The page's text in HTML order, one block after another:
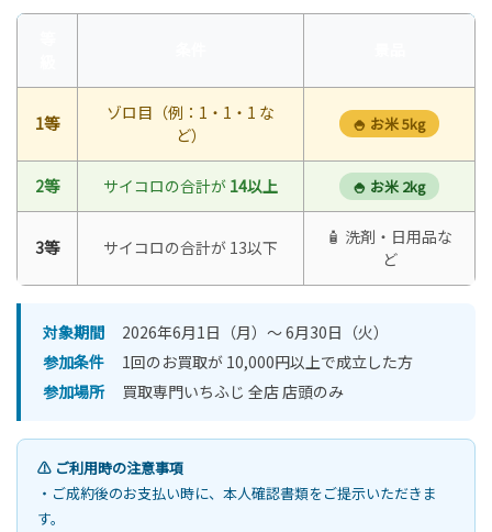
1等
ゾロ目（例：1・1・1 な
ど）
🍚 お米 5kg
2等 サイコロの合計が 14以上 🍚 お米 2kg
3等 サイコロの合計が 13以下
🧴 洗剤・日用品な
ど
対象期間
2026年6月1日（月）〜 6月30日（火）
参加条件
1回のお買取が 10,000円以上で成立した方
参加場所
買取専門いちふじ 全店 店頭のみ
⚠️ ご利用時の注意事項
・ご成約後のお支払い時に、本人確認書類をご提示いただきま
す。